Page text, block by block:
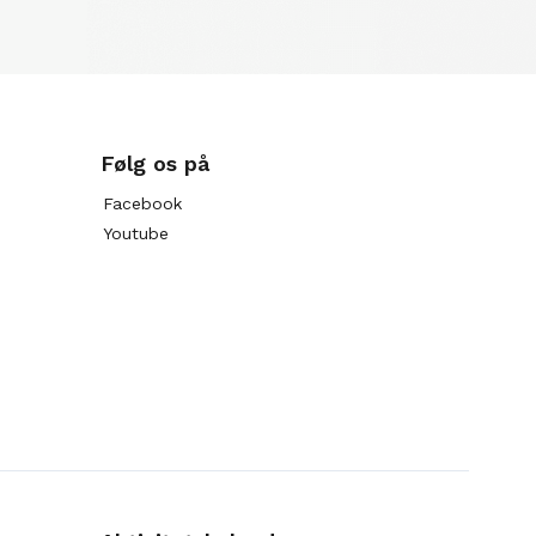
Følg os på
Facebook
Youtube